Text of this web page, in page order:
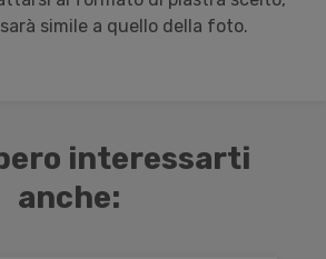
simile a quello della foto.
interessarti
anche: